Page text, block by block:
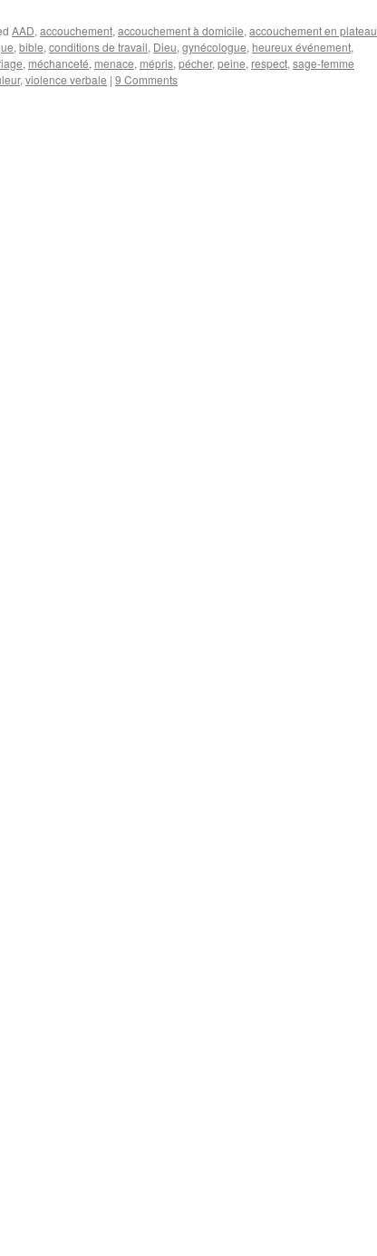
AAD, accouchement, accouchement à domicile, accouchement en plateau
, bible, conditions de travail, Dieu, gynécologue, heureux événement,
, méchanceté, menace, mépris, pécher, peine, respect, sage-femme
, violence verbale | 9 Comments